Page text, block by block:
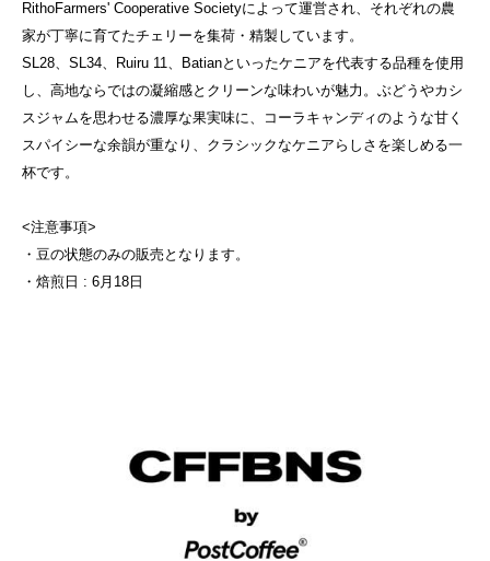
RithoFarmers' Cooperative Societyによって運営され、それぞれの農
家が丁寧に育てたチェリーを集荷・精製しています。
SL28、SL34、Ruiru 11、Batianといったケニアを代表する品種を使用
し、高地ならではの凝縮感とクリーンな味わいが魅力。ぶどうやカシ
スジャムを思わせる濃厚な果実味に、コーラキャンディのような甘く
スパイシーな余韻が重なり、クラシックなケニアらしさを楽しめる一
杯です。
<注意事項>
・豆の状態のみの販売となります。
・焙煎日 : 6月18日